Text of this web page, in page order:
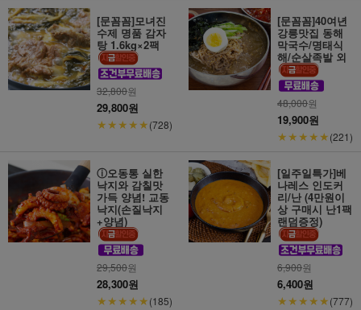
[문꼼꼼]모녀진
수제 명품 감자
탕 1.6kg×2팩
32,800원
29,800원
★★★★★(728)
[문꼼꼼]40여년
강릉맛집 동해
막국수/명태식
해/순살족발 외
48,000원
19,900원
★★★★★(221)
ⓘ오동통 실한
낙지와 감칠맛
가득 양념! 교동
낙지(손질낙지
+양념)
29,500원
28,300원
★★★★★(185)
[일주일특가]베
나레스 인도커
리/난 (4만원이
상 구매시 난1팩
랜덤증정)
6,900원
6,400원
★★★★★(777)